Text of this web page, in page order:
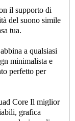
il supporto di
del suono simile
tua.
a qualsiasi
minimalista e
perfetto per
Core Il miglior
grafica